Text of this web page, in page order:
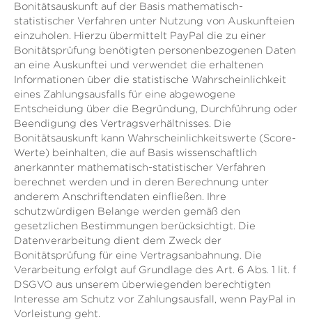
Bonitätsauskunft auf der Basis mathematisch-
statistischer Verfahren unter Nutzung von Auskunfteien
einzuholen. Hierzu übermittelt PayPal die zu einer
Bonitätsprüfung benötigten personenbezogenen Daten
an eine Auskunftei und verwendet die erhaltenen
Informationen über die statistische Wahrscheinlichkeit
eines Zahlungsausfalls für eine abgewogene
Entscheidung über die Begründung, Durchführung oder
Beendigung des Vertragsverhältnisses. Die
Bonitätsauskunft kann Wahrscheinlichkeitswerte (Score-
Werte) beinhalten, die auf Basis wissenschaftlich
anerkannter mathematisch-statistischer Verfahren
berechnet werden und in deren Berechnung unter
anderem Anschriftendaten einfließen. Ihre
schutzwürdigen Belange werden gemäß den
gesetzlichen Bestimmungen berücksichtigt. Die
Datenverarbeitung dient dem Zweck der
Bonitätsprüfung für eine Vertragsanbahnung. Die
Verarbeitung erfolgt auf Grundlage des Art. 6 Abs. 1 lit. f
DSGVO aus unserem überwiegenden berechtigten
Interesse am Schutz vor Zahlungsausfall, wenn PayPal in
Vorleistung geht.